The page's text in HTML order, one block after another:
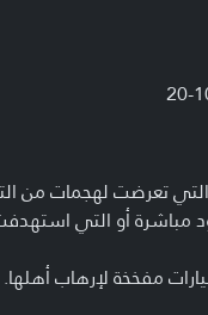
التي تعرضت لهجمات من
مباشرة أو التي
مفخخة لإرهاب أهلها.